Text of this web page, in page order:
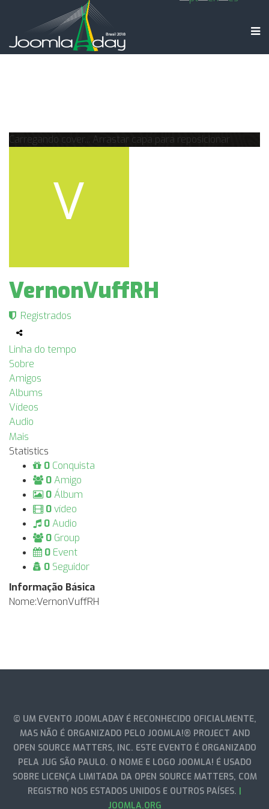
Carregando cover... Arrastar capa para reposicionar
VernonVuffRH
Registrados
Linha do tempo
Sobre
Amigos
Albums
Vídeos
Audio
Mais
Statistics
0 Conquista
0Amigo
0Álbum
0vídeo
0Audio
0 Group
0 Event
0 Seguidor
Informação Básica
Nome:VernonVuffRH
© UM EVENTO JOOMLADAY É RECONHECIDO OFICIALMENTE,
MAS NÃO É ORGANIZADO PELO JOOMLA!® PROJECT AND
OPEN SOURCE MATTERS, INC. ESTE EVENTO É ORGANIZADO
PELA JUG SÃO PAULO. O NOME E LOGO JOOMLA! É USADO
SOBRE LICENÇA LIMITADA DA OPEN SOURCE MATTERS, COM
REGISTRO NOS ESTADOS UNIDOS E OUTROS PAÍSES. |
JOOMLA.ORG